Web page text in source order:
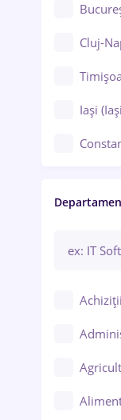
Cluj-
Iași
Brașov
Bacău
Galați
Ploiești
Achiziții